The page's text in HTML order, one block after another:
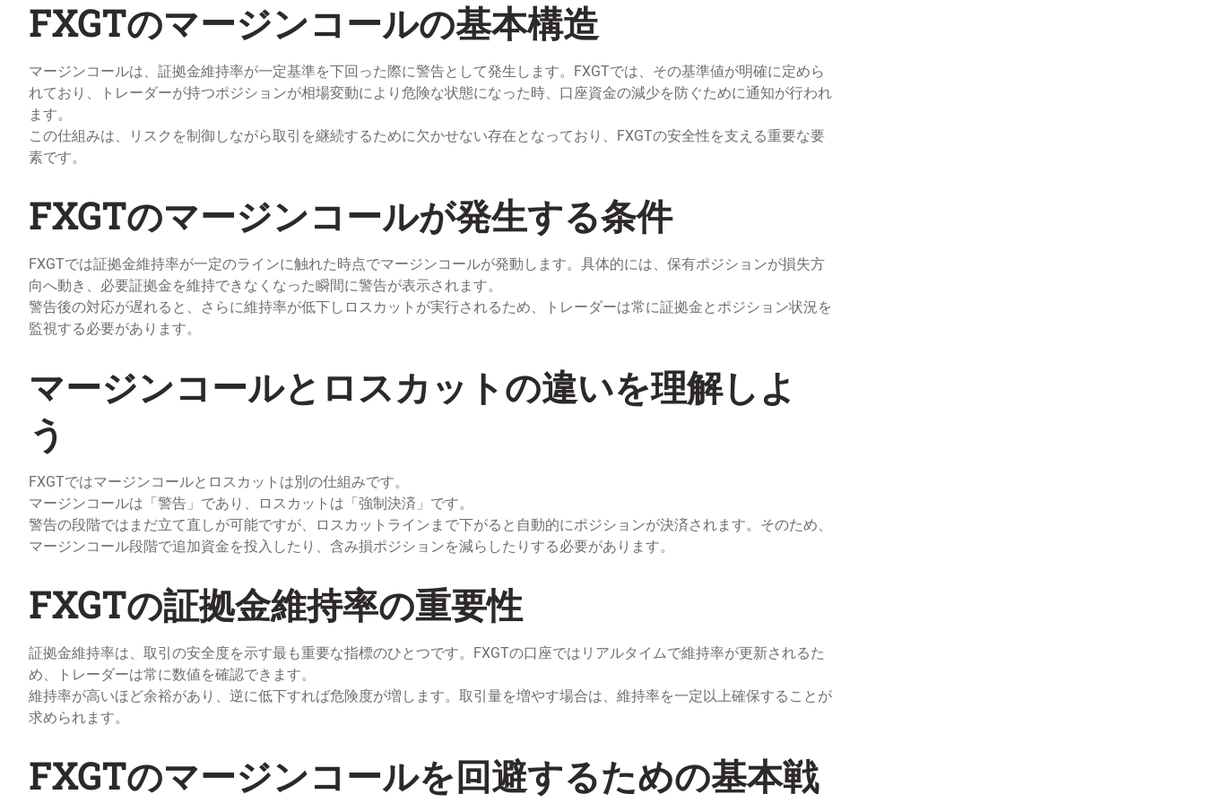
FXGTのマージンコールの基本構造
マージンコールは、証拠金維持率が一定基準を下回った際に警告として発生します。FXGTでは、その基準値が明確に定めら
れており、トレーダーが持つポジションが相場変動により危険な状態になった時、口座資金の減少を防ぐために通知が行われ
ます。
この仕組みは、リスクを制御しながら取引を継続するために欠かせない存在となっており、FXGTの安全性を支える重要な要
素です。
FXGTのマージンコールが発生する条件
FXGTでは証拠金維持率が一定のラインに触れた時点でマージンコールが発動します。具体的には、保有ポジションが損失方
向へ動き、必要証拠金を維持できなくなった瞬間に警告が表示されます。
警告後の対応が遅れると、さらに維持率が低下しロスカットが実行されるため、トレーダーは常に証拠金とポジション状況を
監視する必要があります。
マージンコールとロスカットの違いを理解しよ
う
FXGTではマージンコールとロスカットは別の仕組みです。
マージンコールは「警告」であり、ロスカットは「強制決済」です。
警告の段階ではまだ立て直しが可能ですが、ロスカットラインまで下がると自動的にポジションが決済されます。そのため、
マージンコール段階で追加資金を投入したり、含み損ポジションを減らしたりする必要があります。
FXGTの証拠金維持率の重要性
証拠金維持率は、取引の安全度を示す最も重要な指標のひとつです。FXGTの口座ではリアルタイムで維持率が更新されるた
め、トレーダーは常に数値を確認できます。
維持率が高いほど余裕があり、逆に低下すれば危険度が増します。取引量を増やす場合は、維持率を一定以上確保することが
求められます。
FXGTのマージンコールを回避するための基本戦